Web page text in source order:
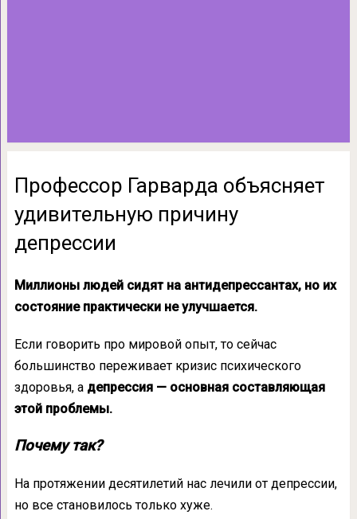
Профессор Гарварда объясняет
удивительную причину
депрессии
Миллионы людей сидят на антидепрессантах, но их
состояние практически не улучшается.
Если говорить про мировой опыт, то сейчас
большинство переживает кризис психического
здоровья, а депрессия — основная составляющая
этой проблемы.
Почему так?
На протяжении десятилетий нас лечили от депрессии,
но все становилось только хуже.